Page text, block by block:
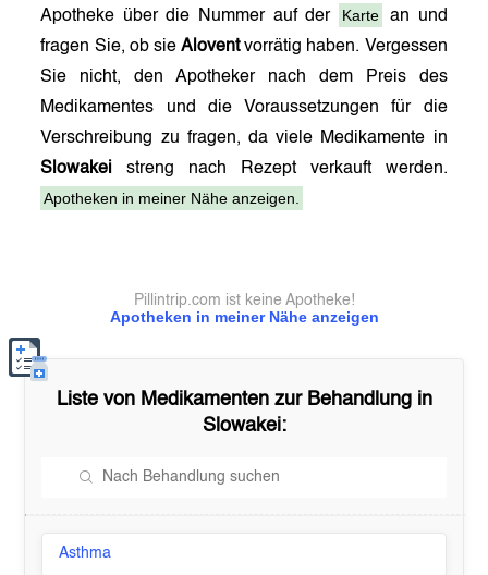
Apotheke über die Nummer auf der Karte
an und
fragen Sie, ob sieAloventvorrätig haben. Vergessen
Sie nicht, den Apotheker nach dem Preis des
Medikamentes und die Voraussetzungen für die
Verschreibung zu fragen, da viele Medikamente in
Slowakei streng nach Rezept verkauft werden.
Apotheken in meiner Nähe anzeigen.
Apotheken in meiner Nähe anzeigen
Pillintrip.com ist keine Apotheke!
Liste von Medikamenten zur Behandlung in
Slowakei:
Asthma